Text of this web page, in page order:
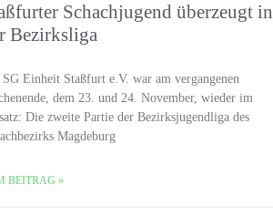
Schachjugend überzeugt in
Bezirksliga
Einheit Staßfurt e.V. war am vergangenen
dem 23. und 24. November, wieder im
Die zweite Partie der Bezirksjugendliga des
Magdeburg
BEITRAG »